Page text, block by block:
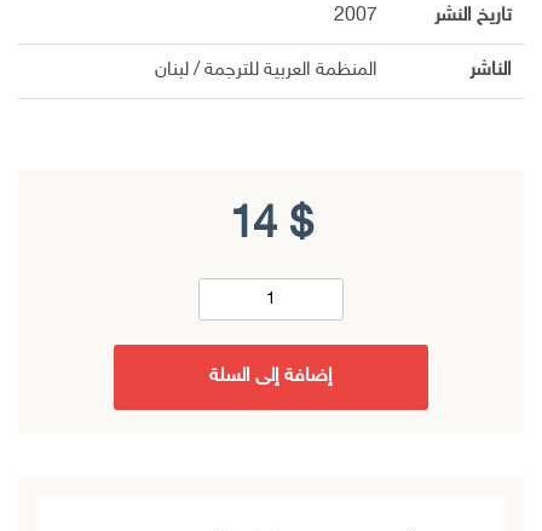
تاريخ النشر 2007
الناشر المنظمة العربية للترجمة / لبنان
14 $
إضافة إلى السلة